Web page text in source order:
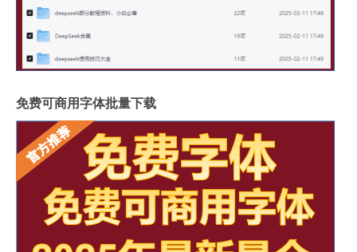
免费可商用字体批量下载